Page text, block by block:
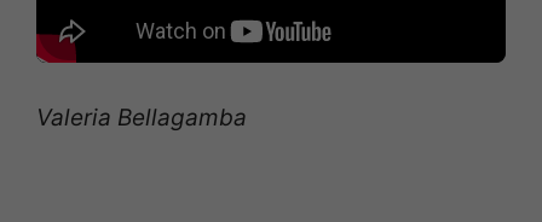
Valeria Bellagamba